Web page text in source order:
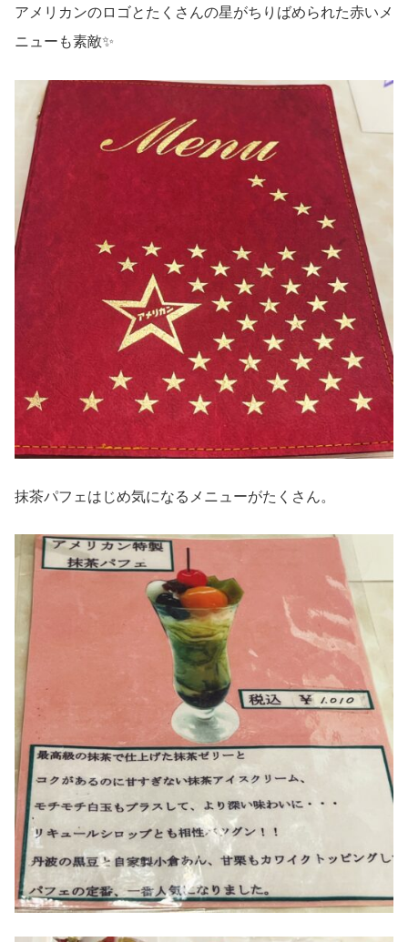
アメリカンのロゴとたくさんの星がちりばめられた赤いメ
ニューも素敵✨
抹茶パフェはじめ気になるメニューがたくさん。